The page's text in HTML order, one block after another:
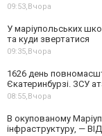
09:53,Вчора
У маріупольських
та куди звертатися
09:35,Вчора
1626 день
Єкатеринбурзі. ЗСУ
08:55,Вчора
В окупованому
інфраструктуру, —